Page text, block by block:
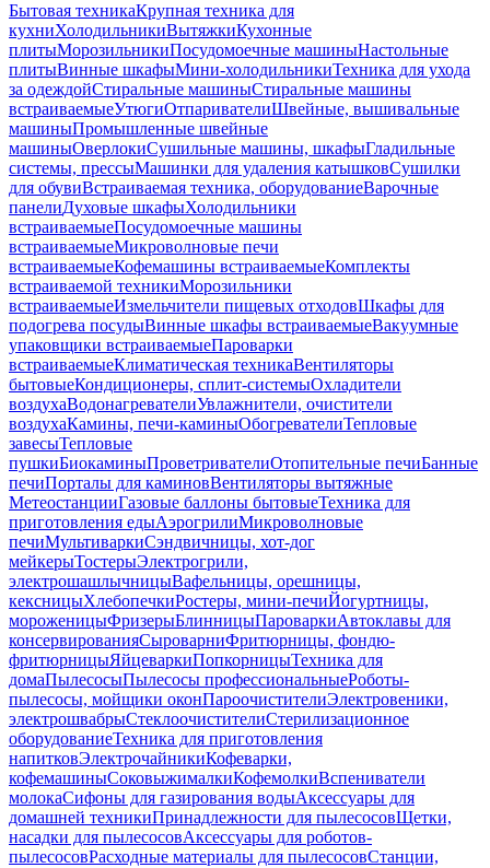
Бытовая техникаКрупная техника для
кухниХолодильникиВытяжкиКухонные
плитыМорозильникиПосудомоечные машиныНастольные
плитыВинные шкафыМини-холодильникиТехника для ухода
за одеждойСтиральные машиныСтиральные машины
встраиваемыеУтюгиОтпаривателиШвейные, вышивальные
машиныПромышленные швейные
машиныОверлокиСушильные машины, шкафыГладильные
системы, прессыМашинки для удаления катышковСушилки
для обувиВстраиваемая техника, оборудованиеВарочные
панелиДуховые шкафыХолодильники
встраиваемыеПосудомоечные машины
встраиваемыеМикроволновые печи
встраиваемыеКофемашины встраиваемыеКомплекты
встраиваемой техникиМорозильники
встраиваемыеИзмельчители пищевых отходовШкафы для
подогрева посудыВинные шкафы встраиваемыеВакуумные
упаковщики встраиваемыеПароварки
встраиваемыеКлиматическая техникаВентиляторы
бытовыеКондиционеры, сплит-системыОхладители
воздухаВодонагревателиУвлажнители, очистители
воздухаКамины, печи-каминыОбогревателиТепловые
завесыТепловые
пушкиБиокаминыПроветривателиОтопительные печиБанные
печиПорталы для каминовВентиляторы вытяжные
МетеостанцииГазовые баллоны бытовыеТехника для
приготовления едыАэрогрилиМикроволновые
печиМультиваркиСэндвичницы, хот-дог
мейкерыТостерыЭлектрогрили,
электрошашлычницыВафельницы, орешницы,
кексницыХлебопечкиРостеры, мини-печиЙогуртницы,
мороженицыФризерыБлинницыПароваркиАвтоклавы для
консервированияСыроварниФритюрницы, фондю-
фритюрницыЯйцеваркиПопкорницыТехника для
домаПылесосыПылесосы профессиональныеРоботы-
пылесосы, мойщики оконПароочистителиЭлектровеники,
электрошвабрыСтеклоочистителиСтерилизационное
оборудованиеТехника для приготовления
напитковЭлектрочайникиКофеварки,
кофемашиныСоковыжималкиКофемолкиВспениватели
молокаСифоны для газирования водыАксессуары для
домашней техникиПринадлежности для пылесосовЩетки,
насадки для пылесосовАксессуары для роботов-
пылесосовРасходные материалы для пылесосовСтанции,